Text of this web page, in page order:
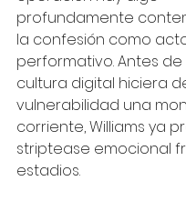
profundamente
la confesión como
performativo. Antes
cultura digital hiciera
vulnerabilidad una
corriente, Williams ya
striptease emocional
estadios.